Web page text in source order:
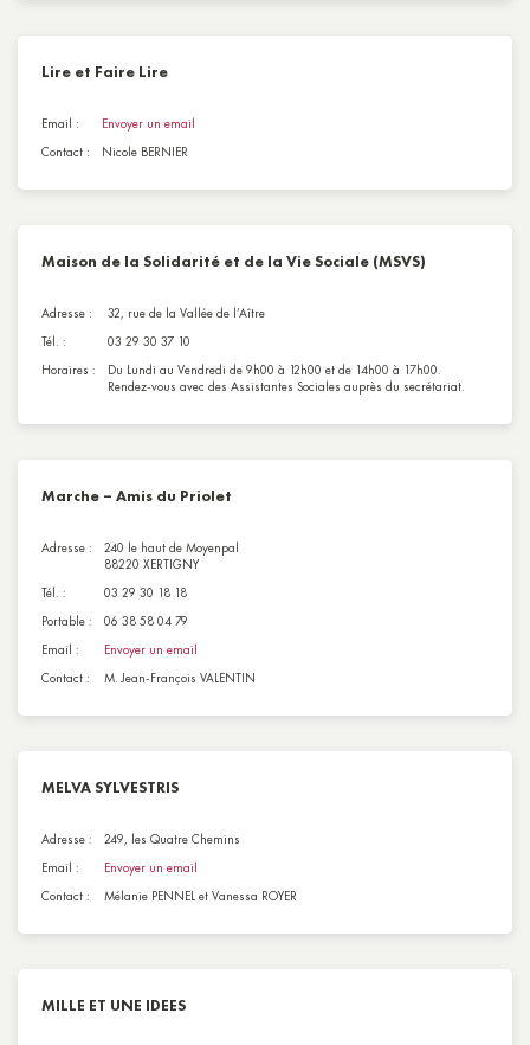
Lire et Faire Lire
Email :
Envoyer un email
Contact :
Nicole BERNIER
Maison de la Solidarité et de la Vie Sociale (MSVS)
Adresse :
32, rue de la Vallée de l’Aître
Tél. :
03 29 30 37 10
Horaires :
Du Lundi au Vendredi de 9h00 à 12h00 et de 14h00 à 17h00.
Rendez-vous avec des Assistantes Sociales auprès du secrétariat.
Marche – Amis du Priolet
Adresse :
240 le haut de Moyenpal
88220 XERTIGNY
Tél. :
03 29 30 18 18
Portable :
06 38 58 04 79
Email :
Envoyer un email
Contact :
M. Jean-François VALENTIN
MELVA SYLVESTRIS
Adresse :
249, les Quatre Chemins
Email :
Envoyer un email
Contact :
Mélanie PENNEL et Vanessa ROYER
MILLE ET UNE IDEES